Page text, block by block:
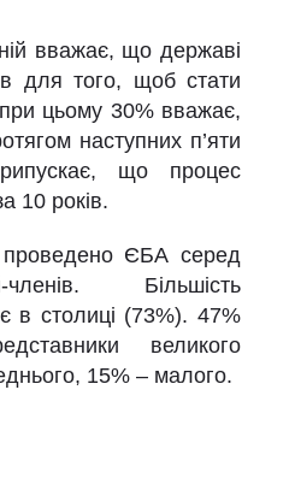
вважає, що державі
для того, щоб стати
цьому 30% вважає,
наступних п’яти
що процес
10 років.
ЄБА серед
Більшість
в столиці (73%). 47%
великого
15% – малого.